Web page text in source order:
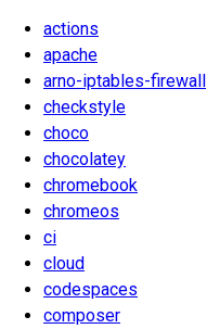
actions
apache
arno-iptables-firewall
checkstyle
choco
chocolatey
chromebook
chromeos
ci
cloud
codespaces
composer